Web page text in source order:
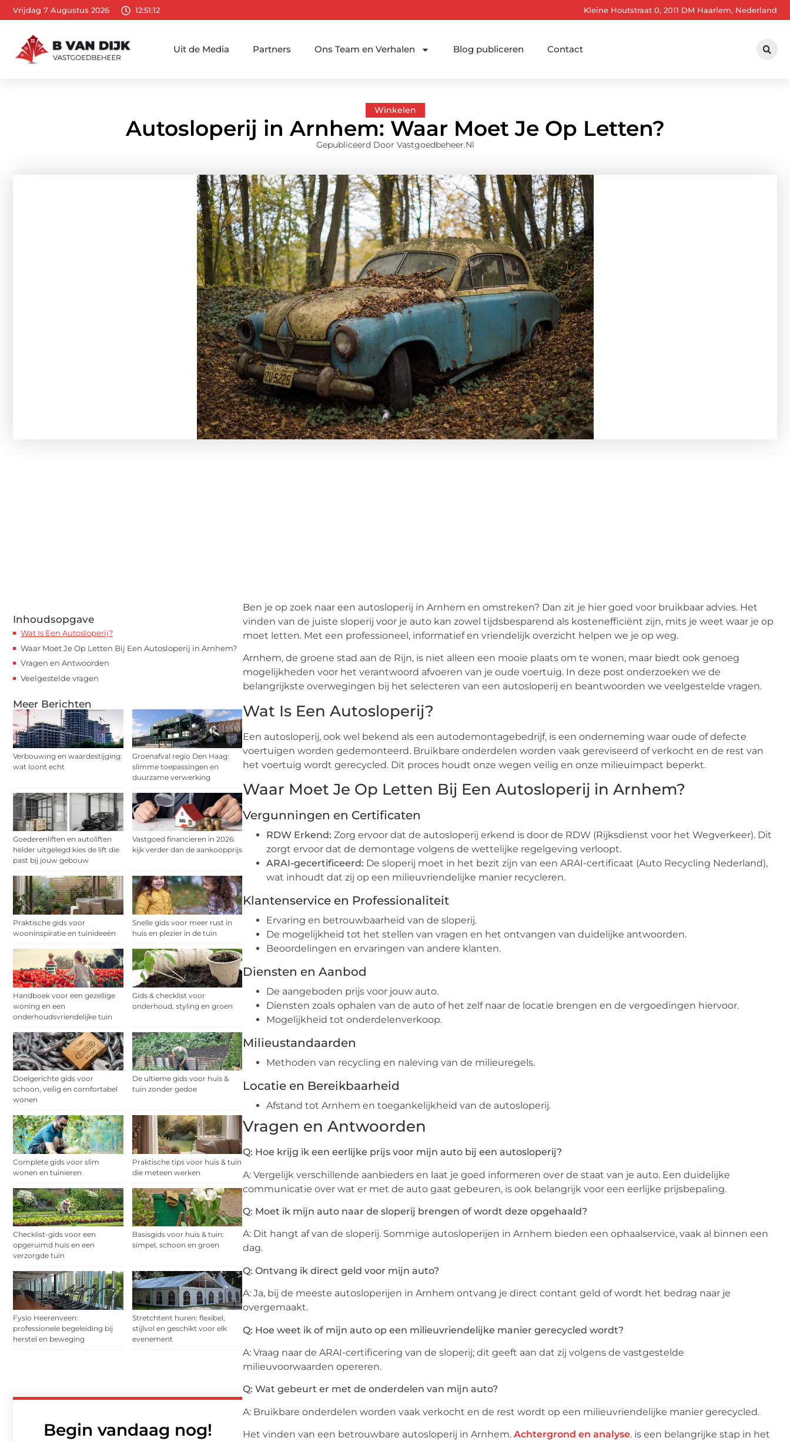
Vrijdag 7 Augustus 2026 12:51:13 Kleine Houtstraat 0, 2011 DM Haarlem, Nederland
Uit de Media Partners Ons Team en Verhalen Blog publiceren Contact
Winkelen
Autosloperij in Arnhem: Waar Moet Je Op Letten?
Gepubliceerd Door Vastgoedbeheer.nl
Inhoudsopgave
Wat Is Een Autosloperij?
Waar Moet Je Op Letten Bij Een Autosloperij in Arnhem?
Vragen en Antwoorden
Veelgestelde vragen
Meer Berichten
Verbouwing en waardestijging:
wat loont echt
Groenafval regio Den Haag:
slimme toepassingen en
duurzame verwerking
Goederenliften en autoliften
helder uitgelegd kies de lift die
past bij jouw gebouw
Vastgoed financieren in 2026:
kijk verder dan de aankoopprijs
Praktische gids voor
wooninspiratie en tuinideeën
Snelle gids voor meer rust in
huis en plezier in de tuin
Handboek voor een gezellige
woning en een
onderhoudsvriendelijke tuin
Gids & checklist voor
onderhoud, styling en groen
Doelgerichte gids voor
schoon, veilig en comfortabel
wonen
De ultieme gids voor huis &
tuin zonder gedoe
Complete gids voor slim
wonen en tuinieren
Praktische tips voor huis & tuin
die meteen werken
Checklist-gids voor een
opgeruimd huis en een
verzorgde tuin
Basisgids voor huis & tuin:
simpel, schoon en groen
Fysio Heerenveen:
professionele begeleiding bij
herstel en beweging
Stretchtent huren: flexibel,
stijlvol en geschikt voor elk
evenement
Begin vandaag nog!
Ben je op zoek naar een autosloperij in Arnhem en omstreken? Dan zit je hier goed voor bruikbaar advies. Het
vinden van de juiste sloperij voor je auto kan zowel tijdsbesparend als kostenefficiënt zijn, mits je weet waar je op
moet letten. Met een professioneel, informatief en vriendelijk overzicht helpen we je op weg.
Arnhem, de groene stad aan de Rijn, is niet alleen een mooie plaats om te wonen, maar biedt ook genoeg
mogelijkheden voor het verantwoord afvoeren van je oude voertuig. In deze post onderzoeken we de
belangrijkste overwegingen bij het selecteren van een autosloperij en beantwoorden we veelgestelde vragen.
Wat Is Een Autosloperij?
Een autosloperij, ook wel bekend als een autodemontagebedrijf, is een onderneming waar oude of defecte
voertuigen worden gedemonteerd. Bruikbare onderdelen worden vaak gereviseerd of verkocht en de rest van
het voertuig wordt gerecycled. Dit proces houdt onze wegen veilig en onze milieuimpact beperkt.
Waar Moet Je Op Letten Bij Een Autosloperij in Arnhem?
Vergunningen en Certificaten
RDW Erkend: Zorg ervoor dat de autosloperij erkend is door de RDW (Rijksdienst voor het Wegverkeer). Dit
zorgt ervoor dat de demontage volgens de wettelijke regelgeving verloopt.
ARAI-gecertificeerd: De sloperij moet in het bezit zijn van een ARAI-certificaat (Auto Recycling Nederland),
wat inhoudt dat zij op een milieuvriendelijke manier recycleren.
Klantenservice en Professionaliteit
Ervaring en betrouwbaarheid van de sloperij.
De mogelijkheid tot het stellen van vragen en het ontvangen van duidelijke antwoorden.
Beoordelingen en ervaringen van andere klanten.
Diensten en Aanbod
De aangeboden prijs voor jouw auto.
Diensten zoals ophalen van de auto of het zelf naar de locatie brengen en de vergoedingen hiervoor.
Mogelijkheid tot onderdelenverkoop.
Milieustandaarden
Methoden van recycling en naleving van de milieuregels.
Locatie en Bereikbaarheid
Afstand tot Arnhem en toegankelijkheid van de autosloperij.
Vragen en Antwoorden
Q: Hoe krijg ik een eerlijke prijs voor mijn auto bij een autosloperij?
A: Vergelijk verschillende aanbieders en laat je goed informeren over de staat van je auto. Een duidelijke
communicatie over wat er met de auto gaat gebeuren, is ook belangrijk voor een eerlijke prijsbepaling.
Q: Moet ik mijn auto naar de sloperij brengen of wordt deze opgehaald?
A: Dit hangt af van de sloperij. Sommige autosloperijen in Arnhem bieden een ophaalservice, vaak al binnen een
dag.
Q: Ontvang ik direct geld voor mijn auto?
A: Ja, bij de meeste autosloperijen in Arnhem ontvang je direct contant geld of wordt het bedrag naar je
overgemaakt.
Q: Hoe weet ik of mijn auto op een milieuvriendelijke manier gerecycled wordt?
A: Vraag naar de ARAI-certificering van de sloperij; dit geeft aan dat zij volgens de vastgestelde
milieuvoorwaarden opereren.
Q: Wat gebeurt er met de onderdelen van mijn auto?
A: Bruikbare onderdelen worden vaak verkocht en de rest wordt op een milieuvriendelijke manier gerecycled.
Het vinden van een betrouwbare autosloperij in Arnhem. Achtergrond en analyse. is een belangrijke stap in het